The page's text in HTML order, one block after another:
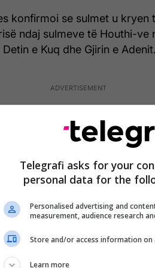
konfirmoi se sulmet u kryen
ndaj sulmeve të Houthi-ve
e Kuq dhe Gjirin e Adenit.
Telegrafi asks for your
personal data for the
Personalised advertising and
measurement, audience research
Store and/or access information on
Learn more